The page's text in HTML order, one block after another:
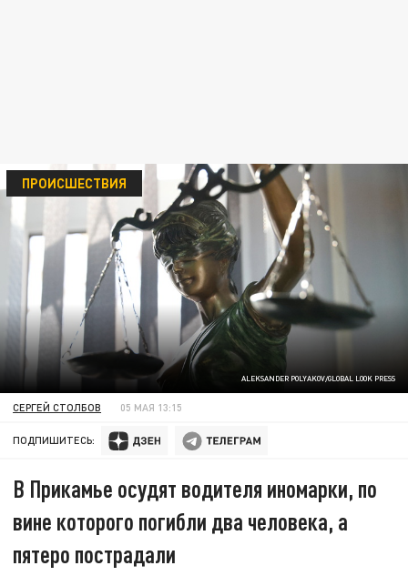
ALEKSANDER POLYAKOV/GLOBAL LOOK PRESS
ПРОИСШЕСТВИЯ
СЕРГЕЙ СТОЛБОВ 05 МАЯ 13:15
ПОДПИШИТЕСЬ:
В Прикамье осудят водителя иномарки, по
вине которого погибли два человека, а
пятеро пострадали